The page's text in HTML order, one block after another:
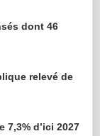
dont 46
relevé de
7,3% d’ici 2027